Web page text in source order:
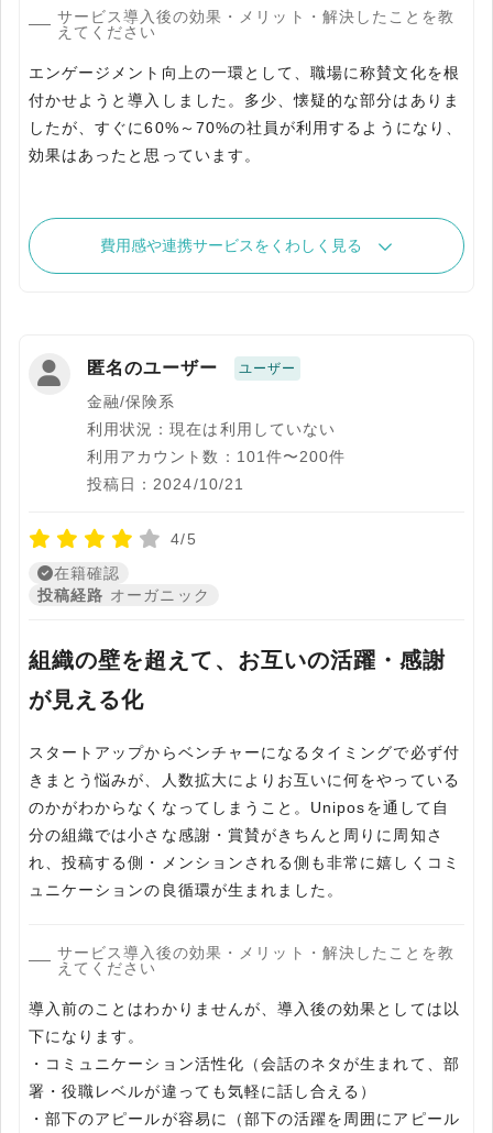
サービス導入後の効果・メリット・解決したことを教
えてください
エンゲージメント向上の一環として、職場に称賛文化を根
付かせようと導入しました。多少、懐疑的な部分はありま
したが、すぐに60%～70%の社員が利用するようになり、
効果はあったと思っています。
費用感や連携サービスをくわしく見る
匿名のユーザー ユーザー
金融/保険系
利用状況：現在は利用していない
利用アカウント数：101件〜200件
投稿日：2024/10/21
4/5
在籍確認
投稿経路 オーガニック
組織の壁を超えて、お互いの活躍・感謝
が見える化
スタートアップからベンチャーになるタイミングで必ず付
きまとう悩みが、人数拡大によりお互いに何をやっている
のかがわからなくなってしまうこと。Uniposを通して自
分の組織では小さな感謝・賞賛がきちんと周りに周知さ
れ、投稿する側・メンションされる側も非常に嬉しくコミ
ュニケーションの良循環が生まれました。
サービス導入後の効果・メリット・解決したことを教
えてください
導入前のことはわかりませんが、導入後の効果としては以
下になります。
・コミュニケーション活性化（会話のネタが生まれて、部
署・役職レベルが違っても気軽に話し合える）
・部下のアピールが容易に（部下の活躍を周囲にアピール